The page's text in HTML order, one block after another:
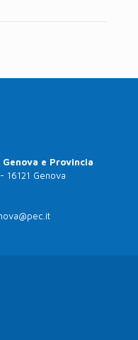
e Provincia
16121 Genova